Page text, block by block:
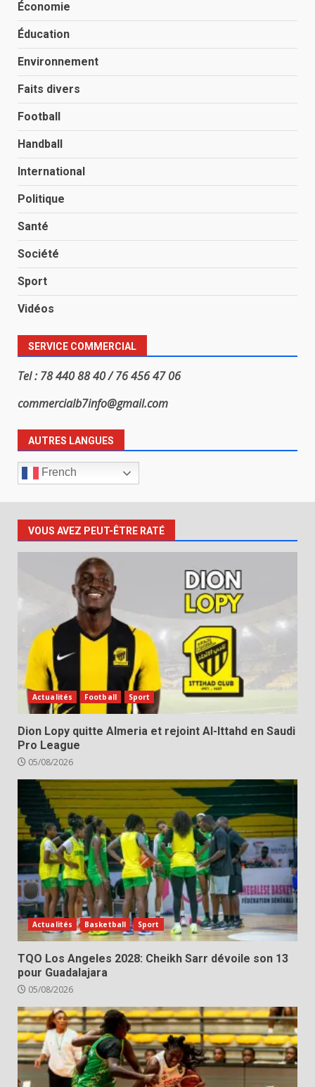
Économie
Éducation
Environnement
Faits divers
Football
Handball
International
Politique
Santé
Société
Sport
Vidéos
SERVICE COMMERCIAL
Tel : 78 440 88 40 / 76 456 47 06
commercialb7info@gmail.com
AUTRES LANGUES
French
VOUS AVEZ PEUT-ÊTRE RATÉ
Actualités Football Sport
Dion Lopy quitte Almeria et rejoint Al-Ittahd en Saudi
Pro League
05/08/2026
Actualités Basketball Sport
TQO Los Angeles 2028: Cheikh Sarr dévoile son 13
pour Guadalajara
05/08/2026